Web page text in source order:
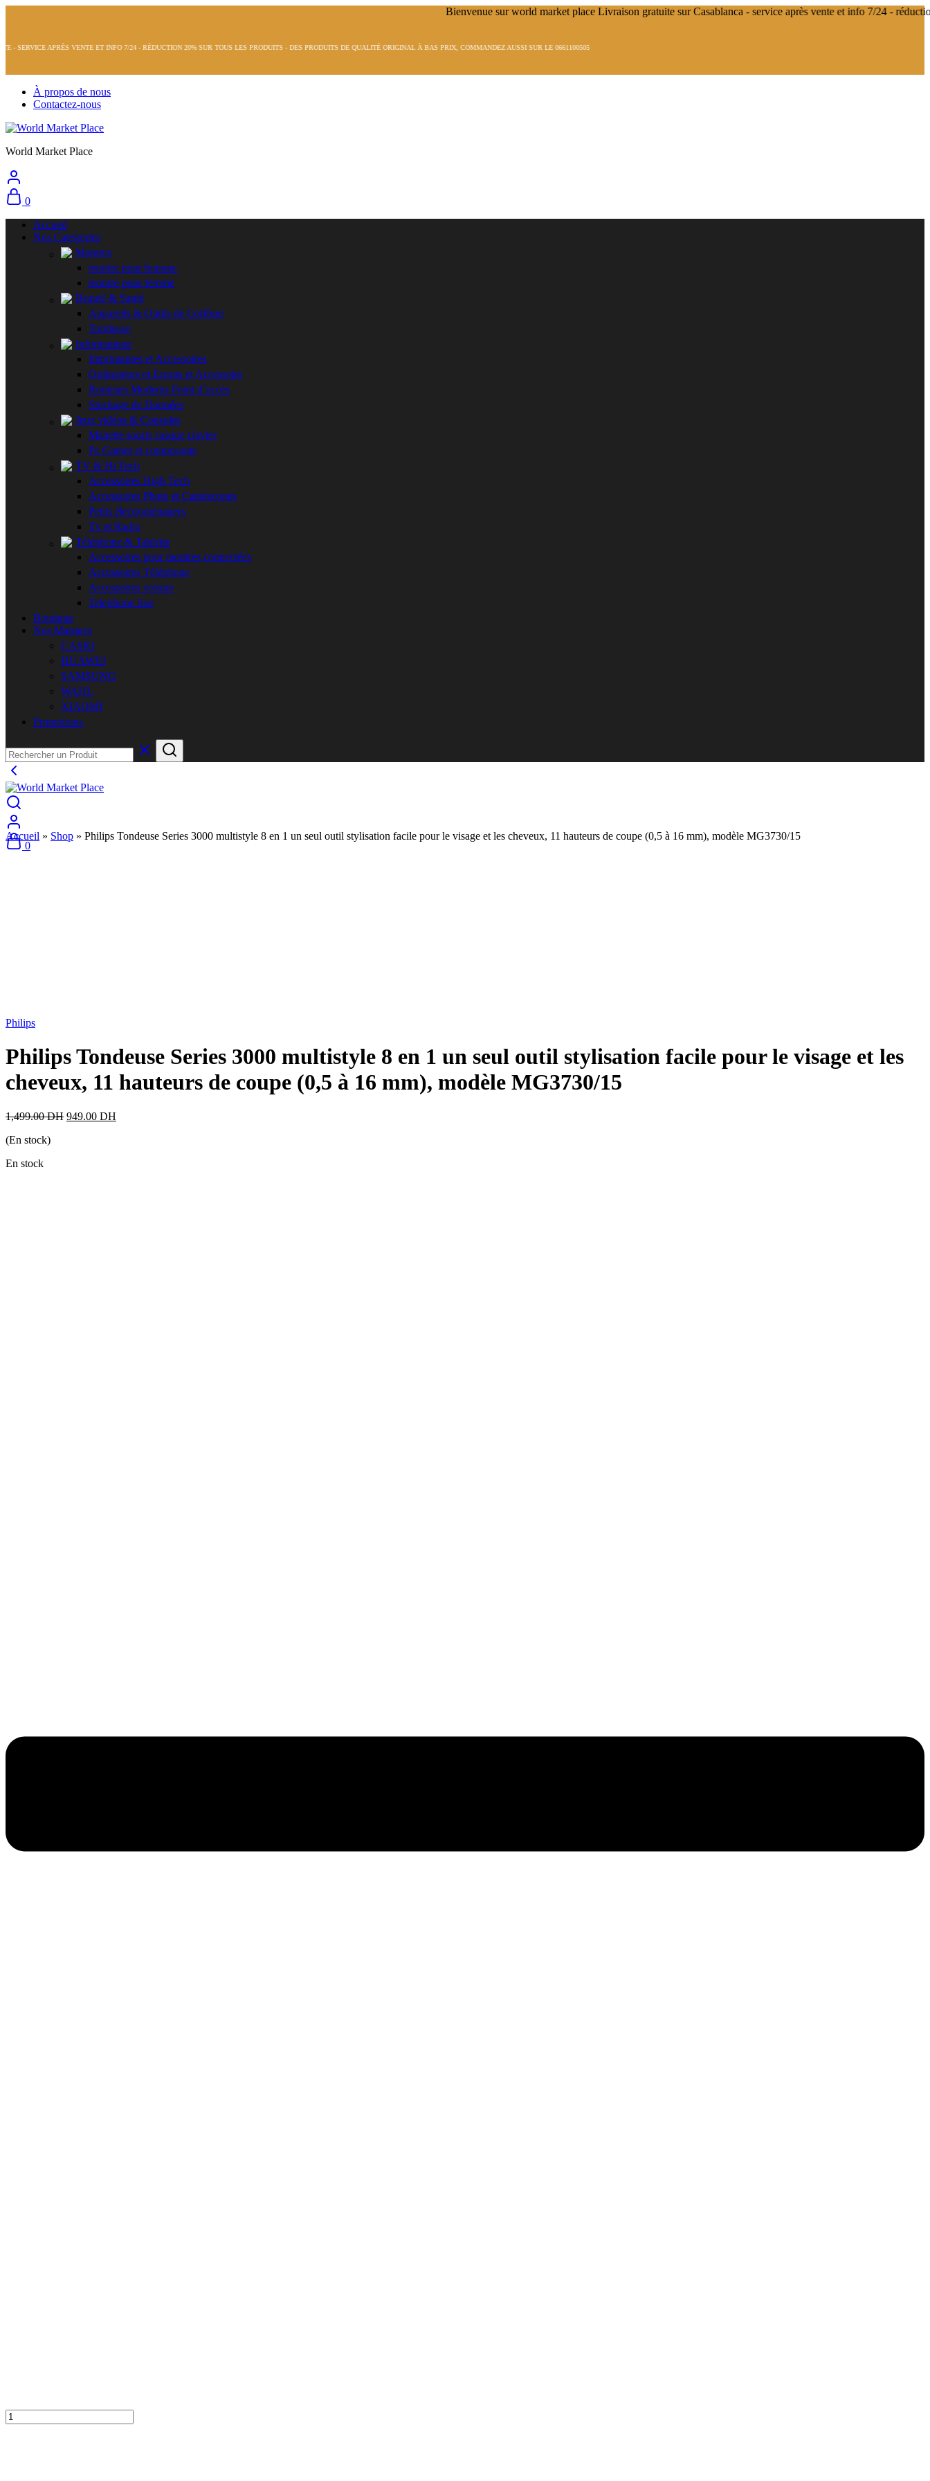
VENTE ET INFO 7/24 - RÉDUCTION 20% SUR TOUS LES PRODUITS - DES PRODUITS DE QUALITÉ ORIGINAL À BAS PRIX, COMMANDEZ AUSSI SUR LE 0661100505
À propos de nous
Contactez-nous
World Market Place
0
Accueil
Nos Categories
Montres
montre pour homme
montre pour femme
Beauté & Santé
Appareils & Outils de Coiffure
Tondeuse
Informatique
Imprimantes et Accessoires
Ordinateurs et Ecrans et Accessoirs
Routeurs Modems Point d’accès
Stockage de Données
Jeux vidéos & Consoles
Manette souris casque clavier
Pc Gamer et composants
TV & Hi Tech
Accessoires High Tech
Accessoires Photo et Caméscopes
Petits électroménagers
Tv et Radio
Téléphone & Tablette
Accessoires pour montres connectées
Accessoires Téléphone
Accessoires voiture
Telephone fixe
Boutique
Nos Marques
CASIO
HUAWEI
SAMSUNG
WAHL
XIAOMI
Promotions
0
Accueil » Shop » Philips Tondeuse Series 3000 multistyle 8 en 1 un seul outil stylisation facile pour le visage et les cheveux, 11 hauteurs de coupe (0,5 à 16 mm), modèle MG3730/15
Philips
Philips Tondeuse Series 3000 multistyle 8 en 1 un seul outil stylisation facile pour le visage et les
cheveux, 11 hauteurs de coupe (0,5 à 16 mm), modèle MG3730/15
1,499.00DH 949.00 DH
(En stock)
En stock